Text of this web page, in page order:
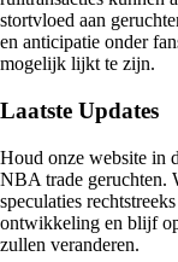
stortvloed aan
en anticipatie onder
mogelijk lijkt te zijn.
Laatste Updates
Houd onze website in
NBA trade geruchten.
speculaties
ontwikkeling en blijf
zullen veranderen.